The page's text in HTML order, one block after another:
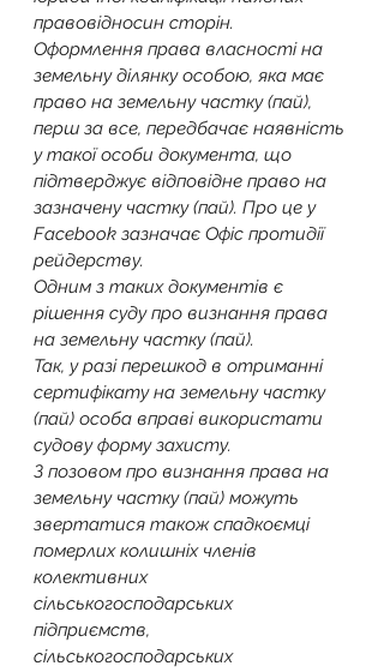
правовідносин сторін.
Оформлення права власності на
земельну ділянку особою, яка має
право на земельну частку (пай),
перш за все, передбачає наявність
у такої особи документа, що
підтверджує відповідне право на
зазначену частку (пай). Про це у
Facebook зазначає Офіс протидії
рейдерству.
Одним з таких документів є
рішення суду про визнання права
на земельну частку (пай).
Так, у разі перешкод в отриманні
сертифікату на земельну частку
(пай) особа вправі використати
судову форму захисту.
З позовом про визнання права на
земельну частку (пай) можуть
звертатися також спадкоємці
померлих колишніх членів
колективних
сільськогосподарських
підприємств,
сільськогосподарських